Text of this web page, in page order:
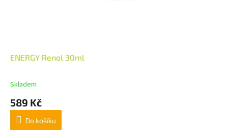
ENERGY Renol 30ml
Skladem
589 Kč
Do košíku